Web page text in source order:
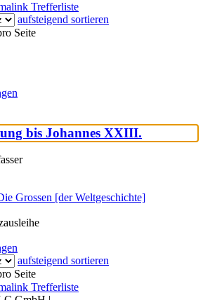
Trefferliste
aufsteigend sortieren
Seite
bis Johannes XXIII.
Grossen [der Weltgeschichte]
aufsteigend sortieren
Seite
Trefferliste